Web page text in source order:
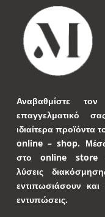
Αναβαθμίστε
επαγγελματικό
ιδιαίτερα προϊόντα
online – shop.
στο online store
λύσεις
εντιπωσιάσουν και
εντυπώσεις.